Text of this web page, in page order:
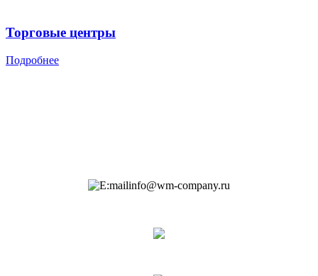
Торговые центры
Подробнее
info@wm-company.ru